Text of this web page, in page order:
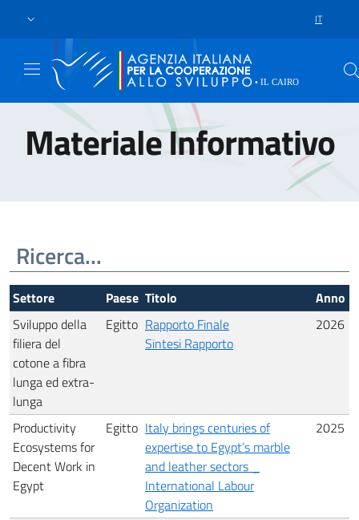
IT
Materiale Informativo
Settore Paese Titolo
Anno
Sviluppo della
filiera del
cotone a fibra
lunga ed extra-
lunga
Egitto Rapporto Finale
Sintesi Rapporto
2026
Productivity
Ecosystems for
Decent Work in
Egypt
Egitto Italy brings centuries of
expertise to Egypt’s marble
and leather sectors _
International Labour
Organization
2025